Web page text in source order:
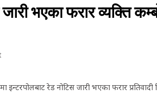
भएका फरार व्यक्ति
इन्टरपोलबाट रेड नोटिस जारी भएका फरार